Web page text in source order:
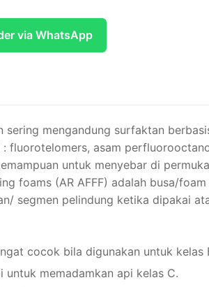
via WhatsApp
sering mengandung surfaktan
fluorotelomers, asam
untuk menyebar di
foams (AR AFFF) adalah busa/foam
segmen pelindung ketika dipakai
cocok bila digunakan untuk kelas
memadamkan api kelas C.